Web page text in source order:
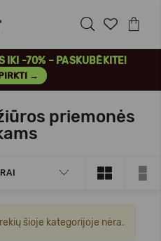
IKI -70% – PASKUBĖKITE!
→
priemonės
šioje kategorijoje nėra.